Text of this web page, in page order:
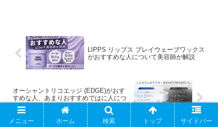
LIPPS リップス プレイウェーブワックス
がおすすめな人について美容師が解説
オーシャントリコエッジ (EDGE)がおす
すめな人、あまりおすすめではに人につ
いて美容師が解説
メニュー ホーム 検索 トップ サイドバー